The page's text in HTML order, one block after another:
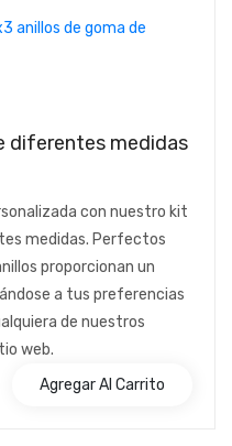
diferentes medidas
con nuestro kit
medidas. Perfectos
proporcionan un
a tus preferencias
de nuestros
web.
Agregar Al Carrito